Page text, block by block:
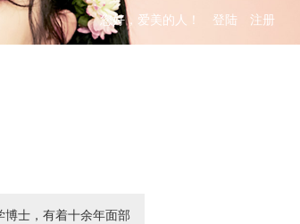
您好，爱美的人！ 登陆 注册
士，有着十余年面部